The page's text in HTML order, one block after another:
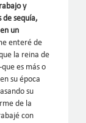
y
de sequía,
un
enteré de
la reina de
es más o
su época
su
de la
con